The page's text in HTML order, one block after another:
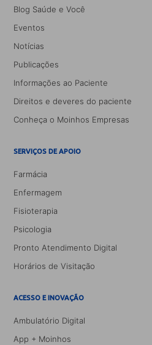
Blog Saúde e Você
Eventos
Notícias
Publicações
Informações ao Paciente
Direitos e deveres do paciente
Conheça o Moinhos Empresas
SERVIÇOS DE APOIO
Farmácia
Enfermagem
Fisioterapia
Psicologia
Pronto Atendimento Digital
Horários de Visitação
ACESSO E INOVAÇÃO
Ambulatório Digital
App + Moinhos